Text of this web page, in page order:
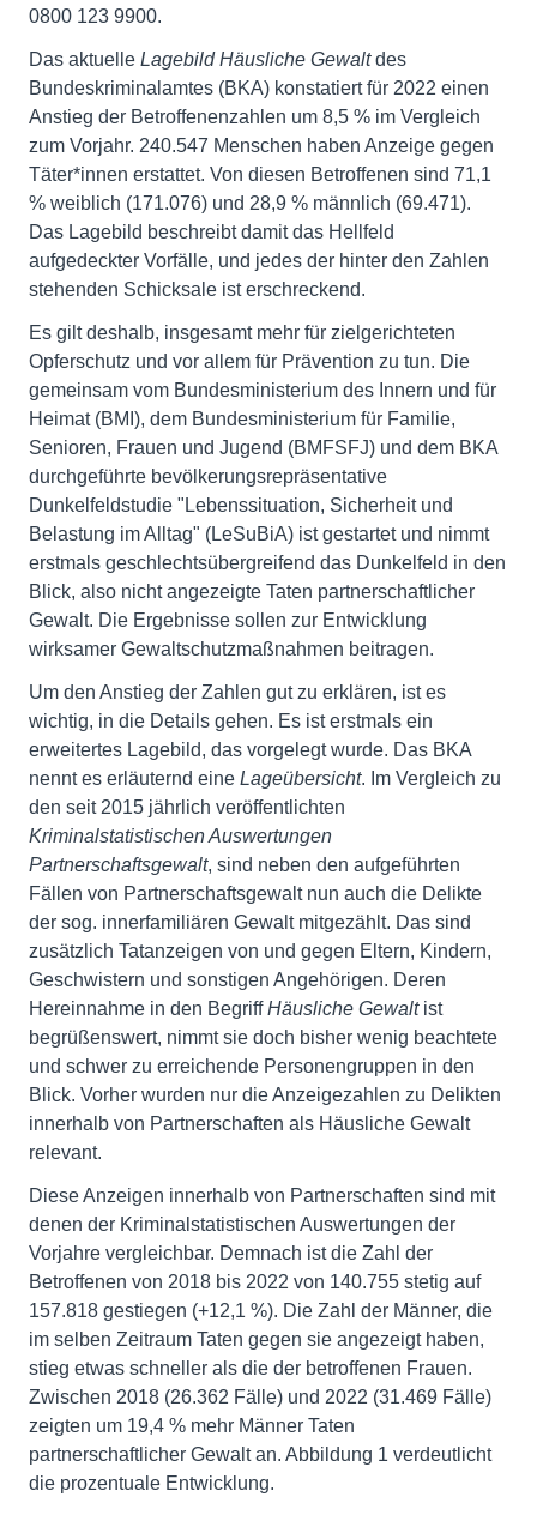
0800 123 9900.
Das aktuelle Lagebild Häusliche Gewaltdes
Bundeskriminalamtes (BKA) konstatiert für 2022 einen
Anstieg der Betroffenenzahlen um 8,5 % im Vergleich
zum Vorjahr. 240.547 Menschen haben Anzeige gegen
Täter*innen erstattet. Von diesen Betroffenen sind 71,1
% weiblich (171.076) und 28,9 % männlich (69.471).
Das Lagebild beschreibt damit das Hellfeld
aufgedeckter Vorfälle, und jedes der hinter den Zahlen
stehenden Schicksale ist erschreckend.
Es gilt deshalb, insgesamt mehr für zielgerichteten
Opferschutz und vor allem für Prävention zu tun. Die
gemeinsam vom Bundesministerium des Innern und für
Heimat (BMI), dem Bundesministerium für Familie,
Senioren, Frauen und Jugend (BMFSFJ) und dem BKA
durchgeführte bevölkerungsrepräsentative
Dunkelfeldstudie "Lebenssituation, Sicherheit und
Belastung im Alltag" (LeSuBiA) ist gestartet und nimmt
erstmals geschlechtsübergreifend das Dunkelfeld in den
Blick, also nicht angezeigte Taten partnerschaftlicher
Gewalt. Die Ergebnisse sollen zur Entwicklung
wirksamer Gewaltschutzmaßnahmen beitragen.
Um den Anstieg der Zahlen gut zu erklären, ist es
wichtig, in die Details gehen. Es ist erstmals ein
erweitertes Lagebild, das vorgelegt wurde. Das BKA
nennt es erläuternd eine Lageübersicht. Im Vergleich zu
den seit 2015 jährlich veröffentlichten
Kriminalstatistischen Auswertungen
Partnerschaftsgewalt, sind neben den aufgeführten
Fällen von Partnerschaftsgewalt nun auch die Delikte
der sog. innerfamiliären Gewalt mitgezählt. Das sind
zusätzlich Tatanzeigen von und gegen Eltern, Kindern,
Geschwistern und sonstigen Angehörigen. Deren
Hereinnahme in den BegriffHäusliche Gewaltist
begrüßenswert, nimmt sie doch bisher wenig beachtete
und schwer zu erreichende Personengruppen in den
Blick. Vorher wurden nur die Anzeigezahlen zu Delikten
innerhalb von Partnerschaften als Häusliche Gewalt
relevant.
Diese Anzeigen innerhalb von Partnerschaften sind mit
denen der Kriminalstatistischen Auswertungen der
Vorjahre vergleichbar. Demnach ist die Zahl der
Betroffenen von 2018 bis 2022 von 140.755 stetig auf
157.818 gestiegen (+12,1 %). Die Zahl der Männer, die
im selben Zeitraum Taten gegen sie angezeigt haben,
stieg etwas schneller als die der betroffenen Frauen.
Zwischen 2018 (26.362 Fälle) und 2022 (31.469 Fälle)
zeigten um 19,4 % mehr Männer Taten
partnerschaftlicher Gewalt an. Abbildung 1 verdeutlicht
die prozentuale Entwicklung.